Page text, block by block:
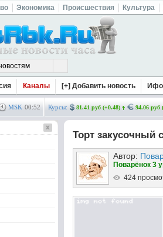
Экономика Происшествия Культура
Каналы [+] Добавить новость
MSK 00:52 Курсы: 81.41 руб (+0.48) 94.06 руб
Торт закусочный
Автор:
Поварёнок 3
424